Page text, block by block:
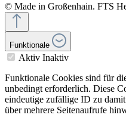
© Made in Großenhain. FTS
Funktionale
Aktiv Inaktiv
Funktionale Cookies sind für
unbedingt erforderlich. Diese
eindeutige zufällige ID zu
über mehrere Seitenaufrufe